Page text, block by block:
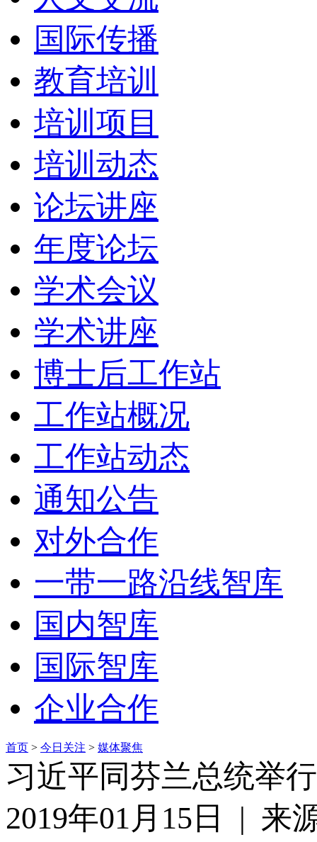
国际传播
教育培训
培训项目
培训动态
论坛讲座
年度论坛
学术会议
学术讲座
博士后工作站
工作站概况
工作站动态
通知公告
对外合作
一带一路沿线智库
国内智库
国际智库
企业合作
首页 > 今日关注 > 媒体聚焦
习近平同芬兰总统举
2019年01月15日 | 来